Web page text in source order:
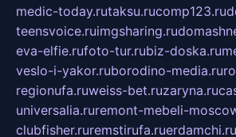
medic-today.rutaksu.rucomp123.ru
teensvoice.ruimgsharing.ru
eva-elfie.rufoto-tur.rubiz-doska.ru
veslo-i-yakor.ruborodino-media.ru
regionufa.ruweiss-bet.ruzaryna.ru
universalia.ruremont-mebeli-
clubfisher.ruremstirufa.ruerdamchi.ru